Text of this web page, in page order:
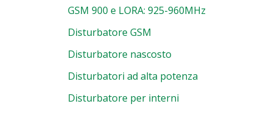
GSM 900 e LORA: 925-960MHz
Disturbatore GSM
Disturbatore nascosto
Disturbatori ad alta potenza
Disturbatore per interni